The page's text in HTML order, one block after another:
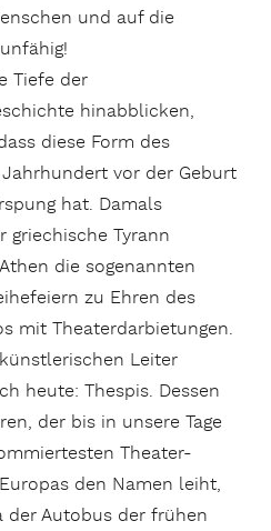
und auf die
Tiefe der
hinabblicken,
diese Form des
vor der Geburt
hat. Damals
griechische Tyrann
die sogenannten
zu Ehren des
mit Theaterdarbietungen.
Leiter
heute: Thespis. Dessen
der bis in unsere Tage
Theater-
den Namen leiht,
der Autobus der frühen